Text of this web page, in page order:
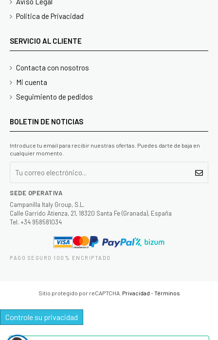
Politica de Privacidad
SERVICIO AL CLIENTE
Contacta con nosotros
Mi cuenta
Seguimiento de pedidos
BOLETIN DE NOTICIAS
Introduce tu email para recibir nuestras ofertas. Puedes darte de baja en
cualquier momento.
SEDE OPERATIVA
Campanilla Italy Group, S.L.
Calle Garrido Atienza, 21, 18320 Santa Fe (Granada), España
Tel. +34 958581034
PAGO SEGURO 100% ENCRIPTADO
Sitio protegido por reCAPTCHA. Privacidad -Términos
Controle su privacidad